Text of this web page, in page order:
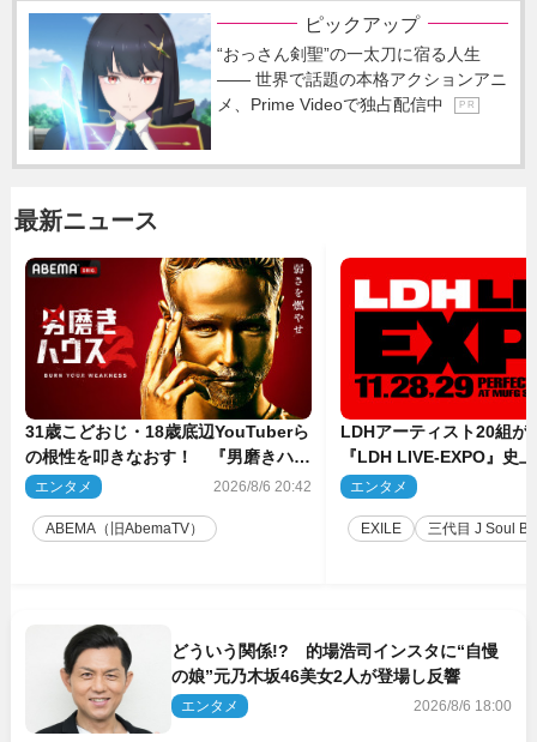
ピックアップ
“おっさん剣聖”の一太刀に宿る人生
―― 世界で話題の本格アクションアニ
メ、Prime Videoで独占配信中
P R
最新ニュース
31歳こどおじ・18歳底辺YouTuberら
の根性を叩きなおす！ 『男磨きハウ
ス』第2弾コーチ陣発表
エンタメ 2026/8/6 20:42
ABEMA（旧AbemaTV）
LDHアーティスト20組
『LDH LIVE‐EXPO』史
技場で開催決定
エンタメ
EXILE 三代目 J Soul
どういう関係!? 的場浩司インスタに“自慢
の娘”元乃木坂46美女2人が登場し反響
エンタメ 2026/8/6 18:00